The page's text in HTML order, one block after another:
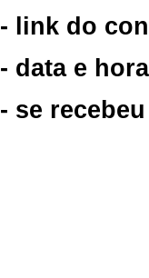
- link do
- data e
- se